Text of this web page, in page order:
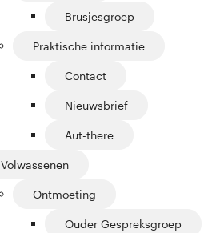
Brusjesgroep
Praktische informatie
Contact
Nieuwsbrief
Aut-there
Volwassenen
Ontmoeting
Ouder Gespreksgroep